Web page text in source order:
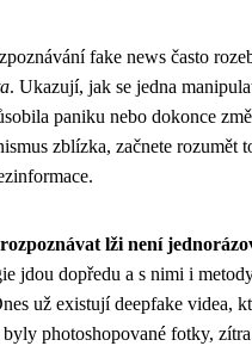
fake news často
. Ukazují, jak se jedna
paniku nebo dokonce
zblízka, začnete rozumět
lži není
jdou dopředu a s nimi i
už existují deepfake videa,
photoshopované fotky,